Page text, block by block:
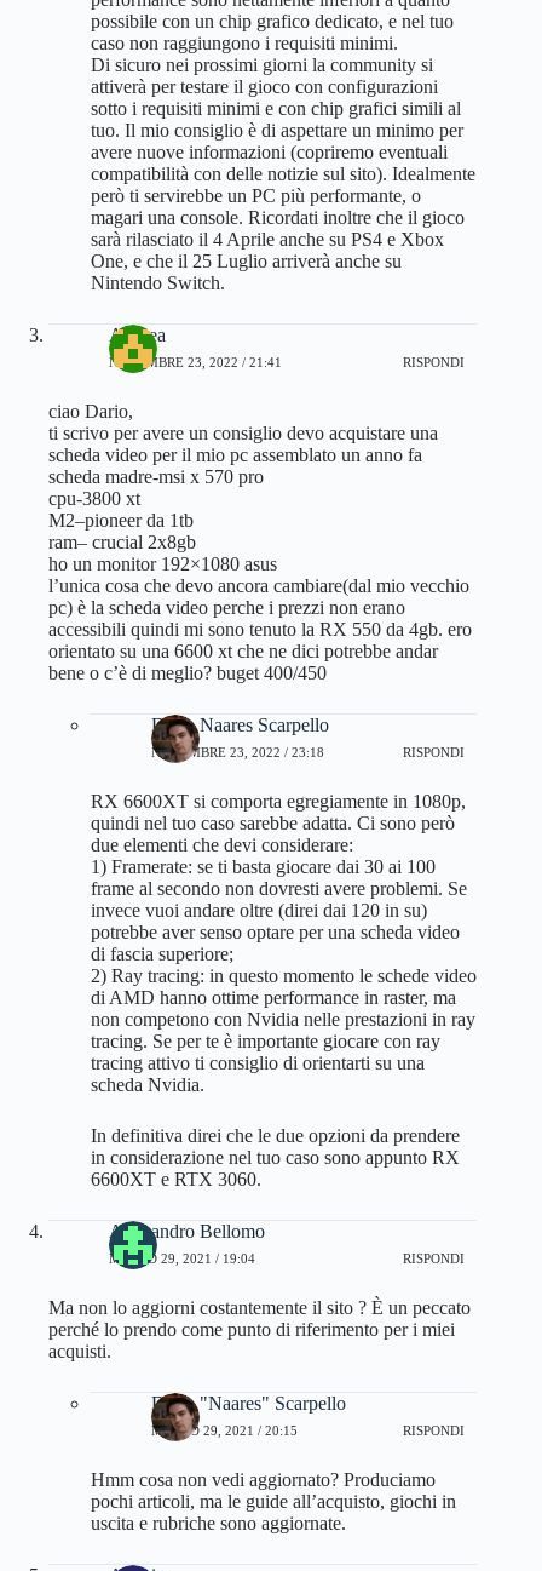
possibile con un chip grafico dedicato, e nel tuo
caso non raggiungono i requisiti minimi.
Di sicuro nei prossimi giorni la community si
attiverà per testare il gioco con configurazioni
sotto i requisiti minimi e con chip grafici simili al
tuo. Il mio consiglio è di aspettare un minimo per
avere nuove informazioni (copriremo eventuali
compatibilità con delle notizie sul sito). Idealmente
però ti servirebbe un PC più performante, o
magari una console. Ricordati inoltre che il gioco
sarà rilasciato il 4 Aprile anche su PS4 e Xbox
One, e che il 25 Luglio arriverà anche su
Nintendo Switch.
Andrea
NOVEMBRE 23, 2022 / 21:41 RISPONDI
ciao Dario,
ti scrivo per avere un consiglio devo acquistare una
scheda video per il mio pc assemblato un anno fa
scheda madre-msi x 570 pro
cpu-3800 xt
M2–pioneer da 1tb
ram– crucial 2x8gb
ho un monitor 192×1080 asus
l’unica cosa che devo ancora cambiare(dal mio vecchio
pc) è la scheda video perche i prezzi non erano
accessibili quindi mi sono tenuto la RX 550 da 4gb. ero
orientato su una 6600 xt che ne dici potrebbe andar
bene o c’è di meglio? buget 400/450
Dario Naares Scarpello
NOVEMBRE 23, 2022 / 23:18 RISPONDI
RX 6600XT si comporta egregiamente in 1080p,
quindi nel tuo caso sarebbe adatta. Ci sono però
due elementi che devi considerare:
1) Framerate: se ti basta giocare dai 30 ai 100
frame al secondo non dovresti avere problemi. Se
invece vuoi andare oltre (direi dai 120 in su)
potrebbe aver senso optare per una scheda video
di fascia superiore;
2) Ray tracing: in questo momento le schede video
di AMD hanno ottime performance in raster, ma
non competono con Nvidia nelle prestazioni in ray
tracing. Se per te è importante giocare con ray
tracing attivo ti consiglio di orientarti su una
scheda Nvidia.
In definitiva direi che le due opzioni da prendere
in considerazione nel tuo caso sono appunto RX
6600XT e RTX 3060.
Alessandro Bellomo
MARZO 29, 2021 / 19:04 RISPONDI
Ma non lo aggiorni costantemente il sito ? È un peccato
perché lo prendo come punto di riferimento per i miei
acquisti.
Dario "Naares" Scarpello
MARZO 29, 2021 / 20:15 RISPONDI
Hmm cosa non vedi aggiornato? Produciamo
pochi articoli, ma le guide all’acquisto, giochi in
uscita e rubriche sono aggiornate.